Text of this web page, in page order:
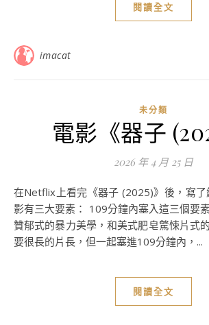
閱讀全文
imacat
未分類
電影《器子
2026 年 4 月 25 日
在Netflix上看完《器子 (2025)》後，寫了維基百科條目。 電
影有三大要素： 109分鐘內塞入這三個要
贊郁式的暴力美學，和美式肥皂驚悚片式
要很長的片長，但一起塞進109分鐘內，...
閱讀全文